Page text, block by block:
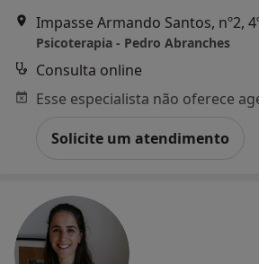
Impasse Armando Santos, nº2,
Psicoterapia - Pedro Abranches
Consulta online
Solicite um atendimento